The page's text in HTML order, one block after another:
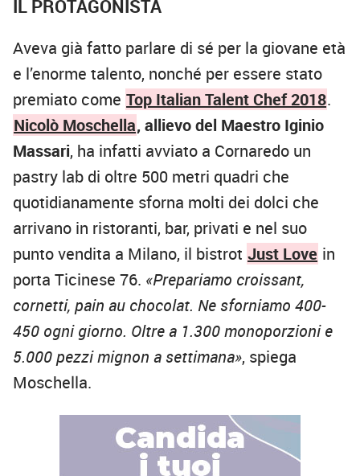
IL PROTAGONISTA
Aveva già fatto parlare di sé per la giovane età
e l’enorme talento, nonché per essere stato
premiato come Top Italian Talent Chef 2018.
Nicolò Moschella, allievo del Maestro Iginio
Massari, ha infatti avviato a Cornaredo un
pastry lab di oltre 500 metri quadri che
quotidianamente sforna molti dei dolci che
arrivano in ristoranti, bar, privati e nel suo
punto vendita a Milano, il bistrot Just Love in
porta Ticinese 76. «Prepariamo croissant,
cornetti, pain au chocolat. Ne sforniamo 400-
450 ogni giorno. Oltre a 1.300 monoporzioni e
5.000 pezzi mignon a settimana», spiega
Moschella.